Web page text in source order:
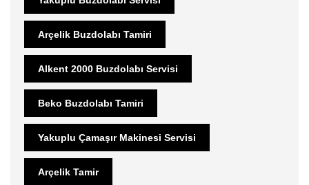
Arçelik Buzdolabı Tamiri
Alkent 2000 Buzdolabı Servisi
Beko Buzdolabı Tamiri
Yakuplu Çamaşır Makinesi Servisi
Arçelik Tamir